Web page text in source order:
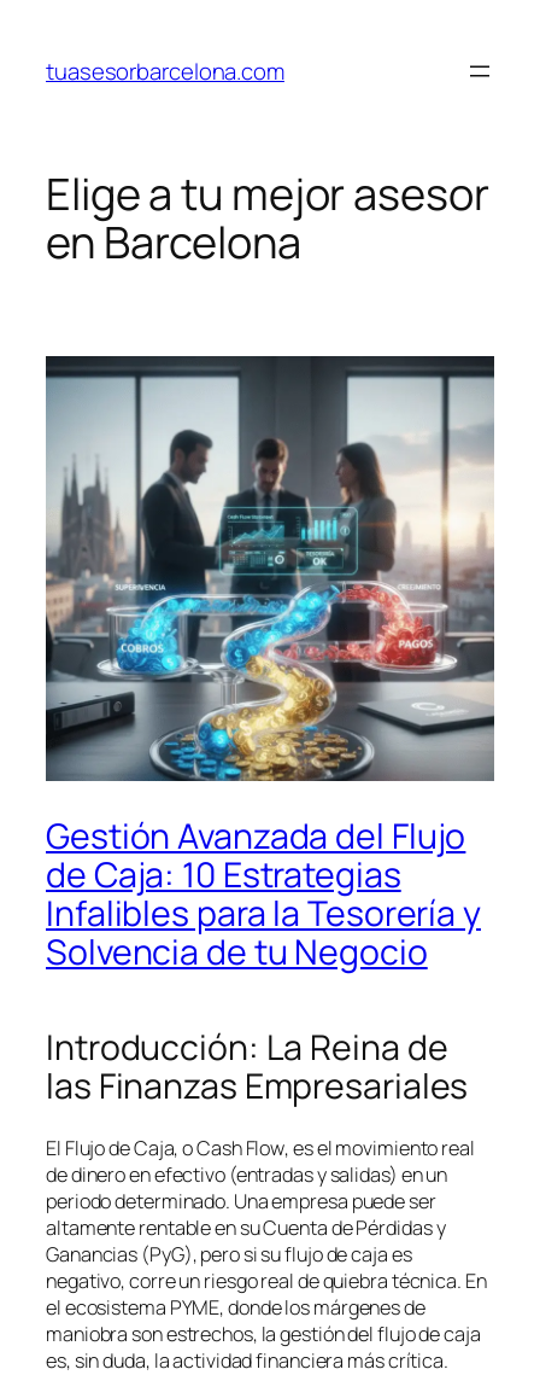
contenido
tuasesorbarcelona.com
Elige a tu mejor asesor
en Barcelona
Gestión Avanzada del Flujo
de Caja: 10 Estrategias
Infalibles para la Tesorería y
Solvencia de tu Negocio
Introducción: La Reina de
las Finanzas Empresariales
El Flujo de Caja, oCash Flow, es el movimiento real
de dinero en efectivo (entradas y salidas) en un
periodo determinado. Una empresa puede ser
altamente rentable en su Cuenta de Pérdidas y
Ganancias (PyG), pero si su flujo de caja es
negativo, corre un riesgo real de quiebra técnica. En
el ecosistema PYME, donde los márgenes de
maniobra son estrechos, la gestión del flujo de caja
es, sin duda, la actividad financiera más crítica.